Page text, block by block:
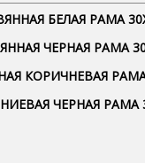
БЕЛАЯ РАМА
ЧЕРНАЯ РАМА
КОРИЧНЕВАЯ
ЧЕРНАЯ РАМА